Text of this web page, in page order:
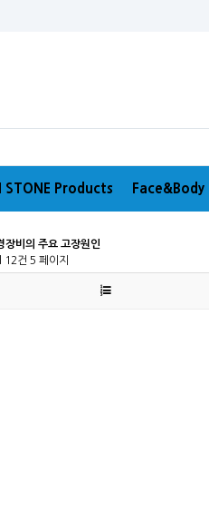
STONE Products
장비의 주요 고장원인
12건 5 페이지